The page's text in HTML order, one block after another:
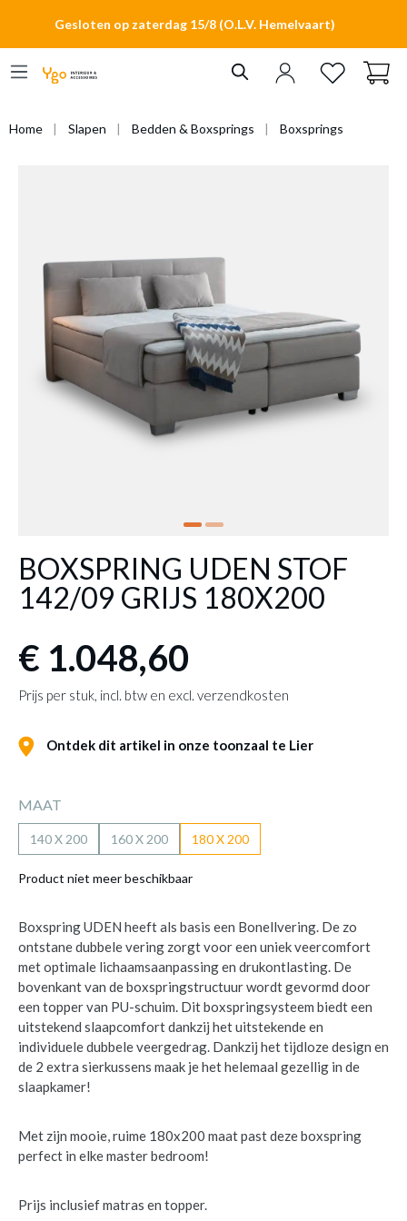
Gesloten op zaterdag 15/8 (O.L.V. Hemelvaart)
Home Slapen Bedden & Boxsprings Boxsprings
BOXSPRING UDEN STOF
142/09 GRIJS 180X200
€ 1.048,60
Prijs per stuk, incl. btw en excl. verzendkosten
Ontdek dit artikel in onze toonzaal te Lier
MAAT
140 X 200 160 X 200 180 X 200
Product niet meer beschikbaar
Boxspring UDEN heeft als basis een Bonellvering. De zo
ontstane dubbele vering zorgt voor een uniek veercomfort
met optimale lichaamsaanpassing en drukontlasting. De
bovenkant van de boxspringstructuur wordt gevormd door
een topper van PU-schuim. Dit boxspringsysteem biedt een
uitstekend slaapcomfort dankzij het uitstekende en
individuele dubbele veergedrag. Dankzij het tijdloze design en
de 2 extra sierkussens maak je het helemaal gezellig in de
slaapkamer!
Met zijn mooie, ruime 180x200 maat past deze boxspring
perfect in elke master bedroom!
Prijs inclusief matras en topper.